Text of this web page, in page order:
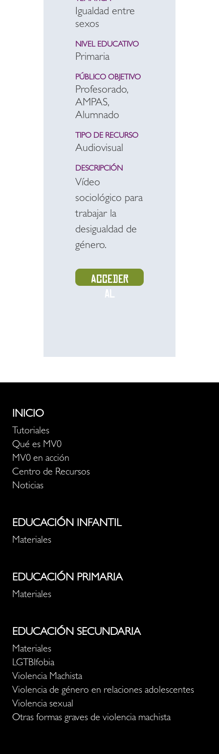
Igualdad entre
sexos
NIVEL EDUCATIVO
Primaria
PÚBLICO OBJETIVO
Profesorado,
AMPAS,
Alumnado
TIPO DE RECURSO
Audiovisual
DESCRIPCIÓN
Vídeo
sociológico para
trabajar la
desigualdad de
género.
Acceder
al
INICIO
Tutoriales
Qué es MV0
MV0 en acción
Centro de Recursos
Noticias
EDUCACIÓN INFANTIL
Materiales
EDUCACIÓN PRIMARIA
Materiales
EDUCACIÓN SECUNDARIA
Materiales
LGTBIfobia
Violencia Machista
Violencia de género en relaciones adolescentes
Violencia sexual
Otras formas graves de violencia machista